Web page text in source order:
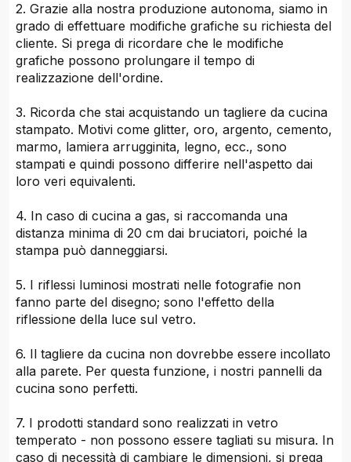
2. Grazie alla nostra produzione autonoma, siamo in
grado di effettuare modifiche grafiche su richiesta del
cliente. Si prega di ricordare che le modifiche
grafiche possono prolungare il tempo di
realizzazione dell'ordine.
3. Ricorda che stai acquistando un tagliere da cucina
stampato. Motivi come glitter, oro, argento, cemento,
marmo, lamiera arrugginita, legno, ecc., sono
stampati e quindi possono differire nell'aspetto dai
loro veri equivalenti.
4. In caso di cucina a gas, si raccomanda una
distanza minima di 20 cm dai bruciatori, poiché la
stampa può danneggiarsi.
5. I riflessi luminosi mostrati nelle fotografie non
fanno parte del disegno; sono l'effetto della
riflessione della luce sul vetro.
6. Il tagliere da cucina non dovrebbe essere incollato
alla parete. Per questa funzione, i nostri pannelli da
cucina sono perfetti.
7. I prodotti standard sono realizzati in vetro
temperato - non possono essere tagliati su misura. In
caso di necessità di cambiare le dimensioni, si prega